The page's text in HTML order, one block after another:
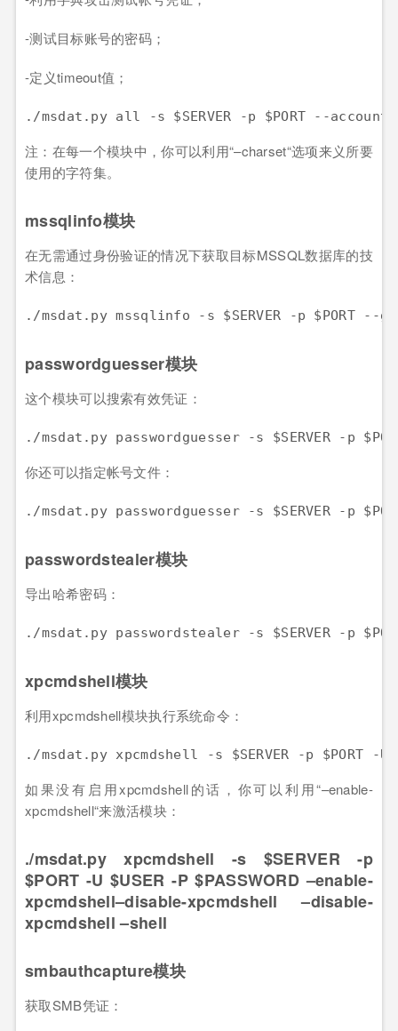
-测试目标账号的密码；
-定义timeout值；
./msdat.py all -s $SERVER -p $PORT --
注：在每一个模块中，你可以利用“–charset“选项来义所要
使用的字符集。
mssqlinfo模块
在无需通过身份验证的情况下获取目标MSSQL数据库的技
术信息：
./msdat.py mssqlinfo -s $SERVER -p $PORT --
passwordguesser模块
这个模块可以搜索有效凭证：
./msdat.py passwordguesser -s $SERVER -p
你还可以指定帐号文件：
./msdat.py passwordguesser -s $SERVER -p
passwordstealer模块
导出哈希密码：
./msdat.py passwordstealer -s $SERVER -p
xpcmdshell模块
利用xpcmdshell模块执行系统命令：
./msdat.py xpcmdshell -s $SERVER -p $PORT -U
如果没有启用xpcmdshell的话，你可以利用“–enable-
xpcmdshell“来激活模块：
./msdat.py xpcmdshell -s $SERVER -p
$PORT -U $USER -P $PASSWORD –enable-
xpcmdshell–disable-xpcmdshell –disable-
xpcmdshell –shell
smbauthcapture模块
获取SMB凭证：